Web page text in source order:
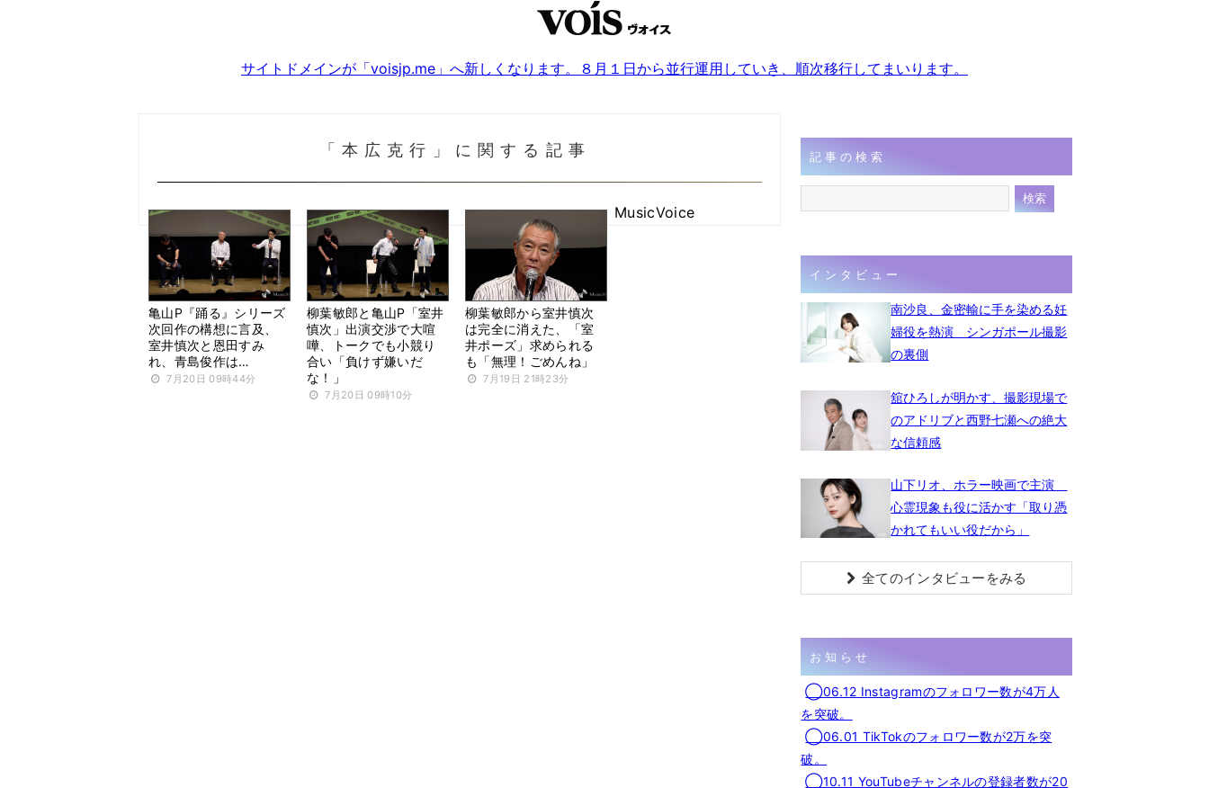
サイトドメインが「voisjp.me」へ新しくなります。８月１日から並行運用していき、順次移行してまいります。
「本広克行」に関する記事
亀山P『踊る』シリーズ
次回作の構想に言及、
室井慎次と恩田すみ
れ、青島俊作は…
7月20日 09時44分
柳葉敏郎と亀山P「室井
慎次」出演交渉で大喧
嘩、トークでも小競り
合い「負けず嫌いだ
な！」
7月20日 09時10分
柳葉敏郎から室井慎次
は完全に消えた、「室
井ポーズ」求められる
も「無理！ごめんね」
7月19日 21時23分
MusicVoice
記事の検索
インタビュー
南沙良、金密輸に手を染める妊
婦役を熱演 シンガポール撮影
の裏側
舘ひろしが明かす、撮影現場で
のアドリブと西野七瀬への絶大
な信頼感
山下リオ、ホラー映画で主演
心霊現象も役に活かす「取り憑
かれてもいい役だから」
全てのインタビューをみる
お知らせ
◯06.12 Instagramのフォロワー数が4万人
を突破。
◯06.01 TikTokのフォロワー数が2万を突
破。
◯10.11 YouTubeチャンネルの登録者数が20